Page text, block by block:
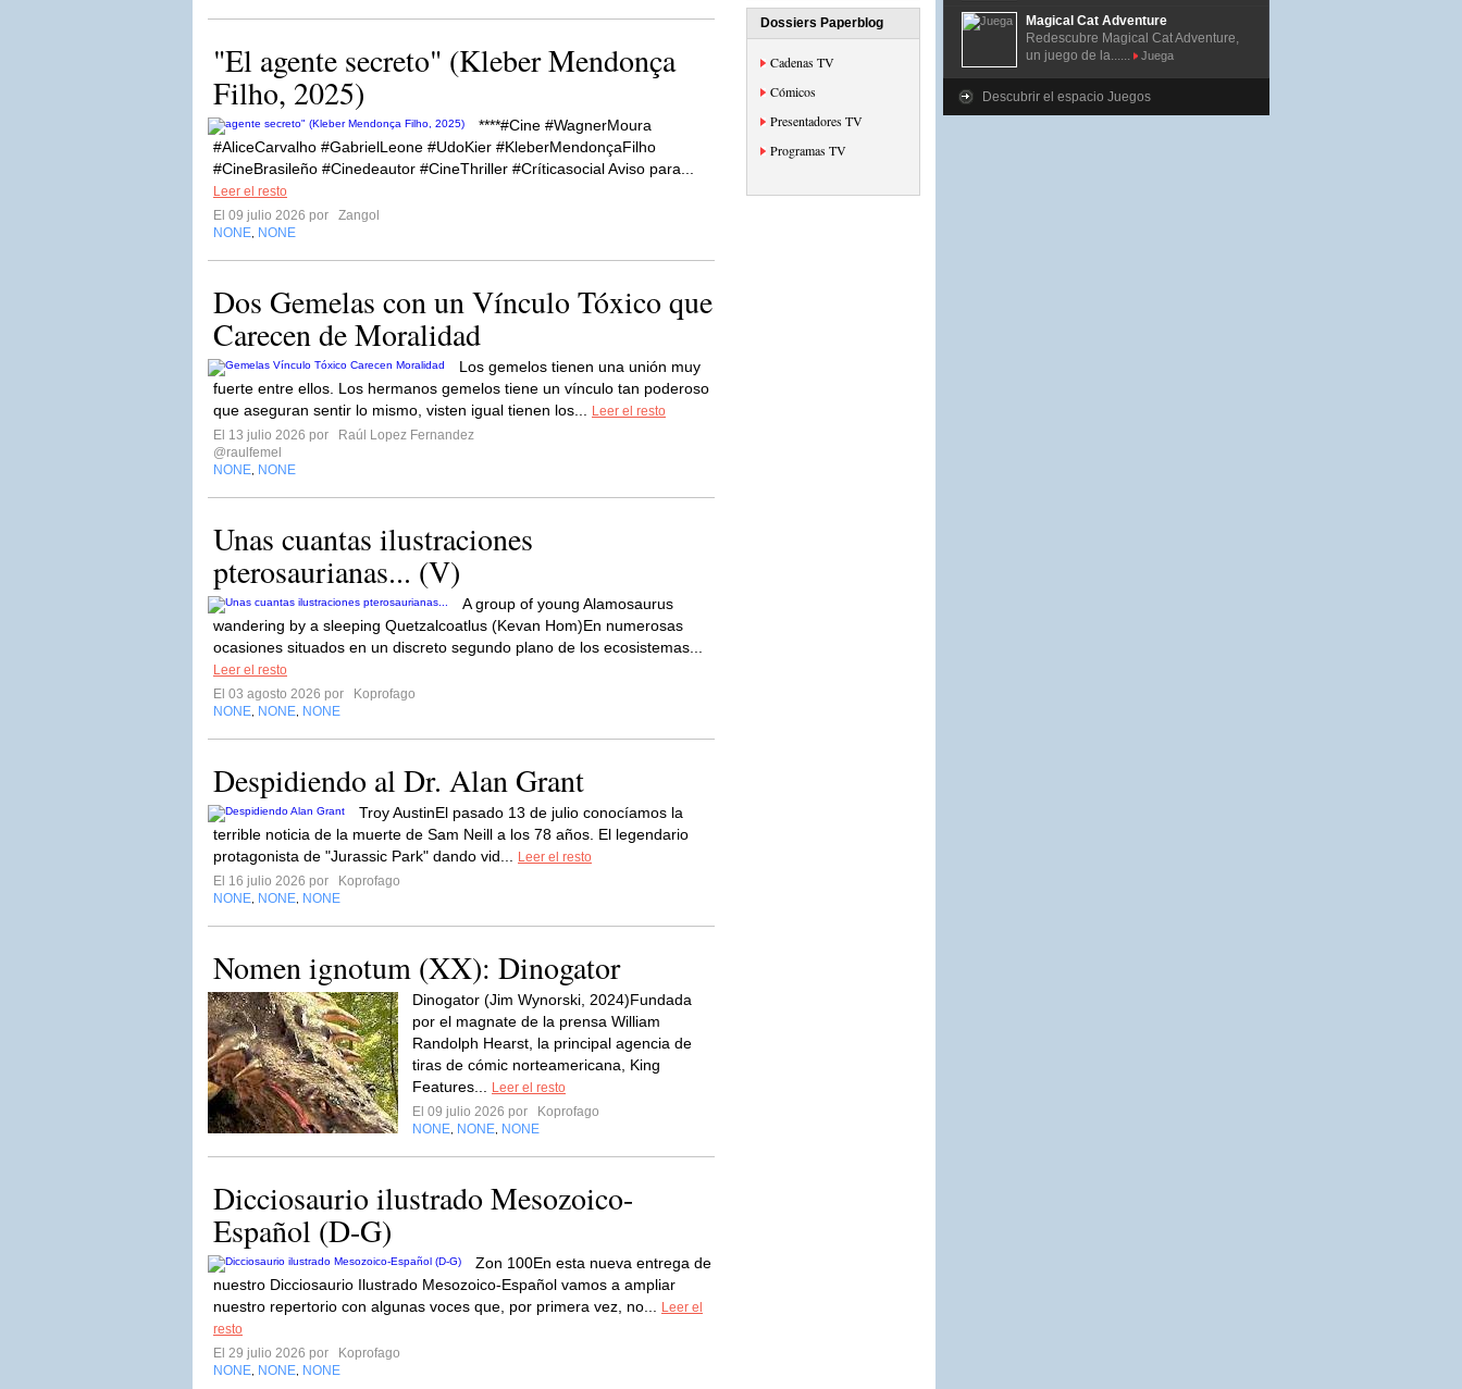
"El agente secreto" (Kleber Mendonça
Filho, 2025)
****#Cine #WagnerMoura
#AliceCarvalho #GabrielLeone #UdoKier #KleberMendonçaFilho
#CineBrasileño #Cinedeautor #CineThriller #Críticasocial Aviso para...
Leer el resto
El 09 julio 2026 por
Zangol
NONE NONE
Dos Gemelas con un Vínculo Tóxico que
Carecen de Moralidad
Los gemelos tienen una unión muy
fuerte entre ellos. Los hermanos gemelos tiene un vínculo tan poderoso
que aseguran sentir lo mismo, visten igual tienen los...
Leer el resto
El 13 julio 2026 por
Raúl Lopez Fernandez
@raulfemel
NONE NONE
Unas cuantas ilustraciones
pterosaurianas... (V)
A group of young Alamosaurus
wandering by a sleeping Quetzalcoatlus (Kevan Hom)En numerosas
ocasiones situados en un discreto segundo plano de los ecosistemas...
Leer el resto
El 03 agosto 2026 por
Koprofago
NONE NONE NONE
Despidiendo al Dr. Alan Grant
Troy AustinEl pasado 13 de julio conocíamos la
terrible noticia de la muerte de Sam Neill a los 78 años. El legendario
protagonista de "Jurassic Park" dando vid...
Leer el resto
El 16 julio 2026 por
Koprofago
NONE NONE NONE
Nomen ignotum (XX): Dinogator
Dinogator (Jim Wynorski, 2024)Fundada
por el magnate de la prensa William
Randolph Hearst, la principal agencia de
tiras de cómic norteamericana, King
Features...
Leer el resto
El 09 julio 2026 por
Koprofago
NONE NONE NONE
Dicciosaurio ilustrado Mesozoico-
Español (D-G)
Zon 100En esta nueva entrega de
nuestro Dicciosaurio Ilustrado Mesozoico-Español vamos a ampliar
nuestro repertorio con algunas voces que, por primera vez, no...
Leer el
resto
El 29 julio 2026 por
Koprofago
NONE NONE NONE
Dossiers Paperblog
Cadenas TV
Cómicos
Presentadores TV
Programas TV
Magical Cat Adventure
Redescubre Magical Cat Adventure,
un juego de la......
Juega
Descubrir el espacio Juegos